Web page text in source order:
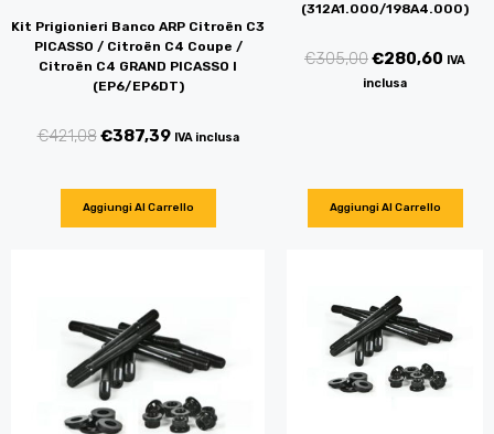
Kit Prigionieri Banco ARP Citroën C3
PICASSO / Citroën C4 Coupe /
Citroën C4 GRAND PICASSO I
(EP6/EP6DT)
€421,08€387,39 IVA inclusa
Aggiungi Al Carrello
(312A1.000/198A4.000)
€305,00€280,60 IVA
inclusa
Aggiungi Al Carrello